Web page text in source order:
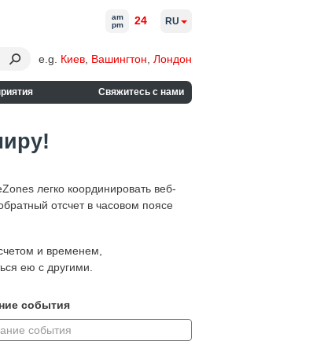
e.g. Киев Вашингтон Лондон
Свяжитесь с нами
am
pm
24 RU
легко координировать веб-
отсчет в часовом поясе
и временем,
ею с другими.
события